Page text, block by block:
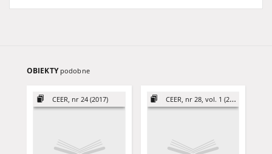
OBIEKTY podobne
CEER, nr 24 (2017) CEER, nr 28, vol. 1 (2018)